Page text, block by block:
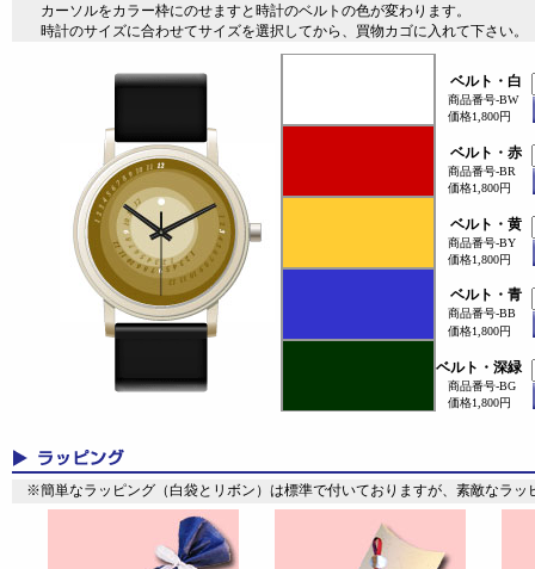
カーソルをカラー枠にのせますと時計のベルトの色が変わります。
時計のサイズに合わせてサイズを選択してから、買物カゴに入れて下さい。
ベルト・白
商品番号-BW
価格1,800円
ベルト・赤
商品番号-BR
価格1,800円
ベルト・黄
商品番号-BY
価格1,800円
ベルト・青
商品番号-BB
価格1,800円
ベルト・深緑
商品番号-BG
価格1,800円
※簡単なラッピング（白袋とリボン）は標準で付いておりますが、素敵なラッ